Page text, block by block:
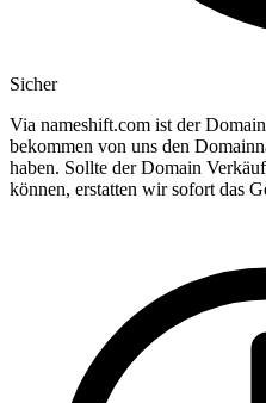
Sicher
Via nameshift.com ist der
bekommen von uns den
haben. Sollte der Domain
können, erstatten wir sofort das